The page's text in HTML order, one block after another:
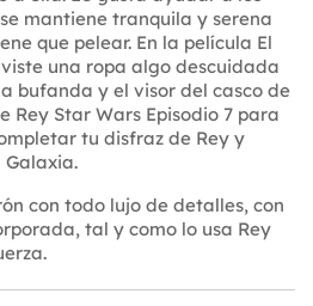
mantiene tranquila y serena
que pelear. En la película El
una ropa algo descuidada
bufanda y el visor del casco de
Rey Star Wars Episodio 7 para
tu disfraz de Rey y
Galaxia.
con todo lujo de detalles, con
tal y como lo usa Rey